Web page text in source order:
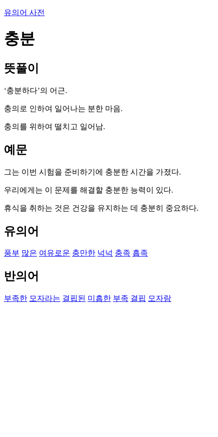
유의어 사전
충분
뜻풀이
‘충분하다’의 어근.
충의로 인하여 일어나는 분한 마음.
충의를 위하여 떨치고 일어남.
예문
그는 이번 시험을 준비하기에 충분한 시간을 가졌다.
우리에게는 이 문제를 해결할 충분한 능력이 있다.
휴식을 취하는 것은 건강을 유지하는 데 충분히 중요하다.
유의어
풍부 많은 여유로운 충만한 넉넉 충족 흡족
반의어
부족한 모자라는 결핍된 미흡한 부족 결핍 모자람